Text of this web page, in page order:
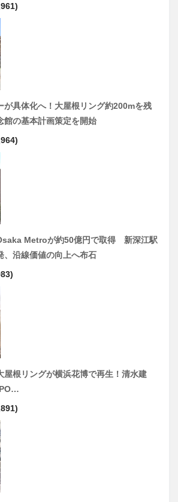
が具体化へ！大屋根リング約200mを残
館の基本計画策定を開始
Metroが約50億円で取得 新深江駅
、沿線価値の向上へ布石
屋根リングが横浜花博で再生！清水建